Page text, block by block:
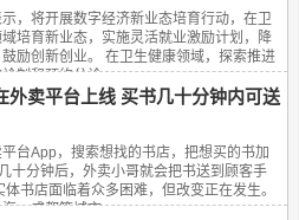
，将开展数字经济新业态培育行动，在卫
培育新业态，实施灵活就业激励计划，降
励创新创业。 在卫生健康领域，探索推进
制和预约分诊...
外卖平台上线 买书几十分钟内可送
台App，搜索想找的书店，把想买的书加
十分钟后，外卖小哥就会把书送到顾客手
书店面临着众多困难，但改变正在发生。
、成都等城市，...